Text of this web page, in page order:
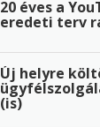
20 éves a
eredeti terv
Új helyre
(is)